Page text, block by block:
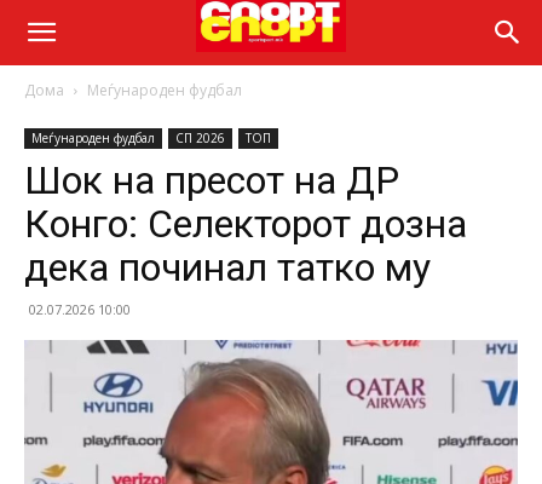
Дома Меѓународен фудбал
Меѓународен фудбал СП 2026 ТОП
Шок на пресот на ДР
Конго: Селекторот дозна
дека починал татко му
02.07.2026 10:00